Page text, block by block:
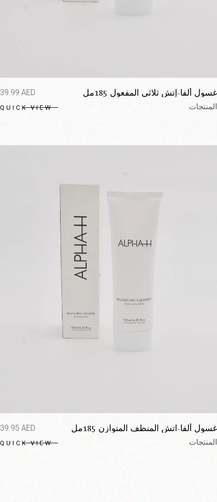
غسول ألفا-إتش ثلاثي المفعول 185مل 39.99 AED
المنتجات
QUICK VIEW
غسول ألفا-اتش المنظف المتوازن 185مل 39.95 AED
المنتجات
QUICK VIEW